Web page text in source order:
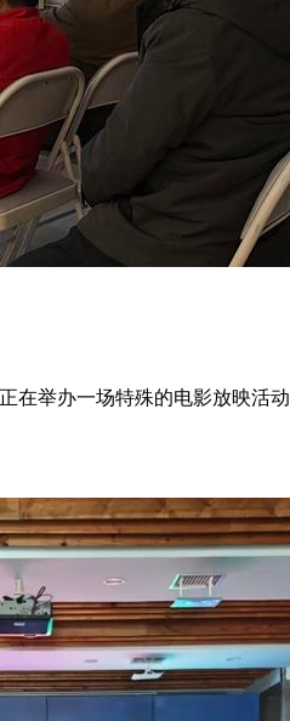
在举办一场特殊的电影放映